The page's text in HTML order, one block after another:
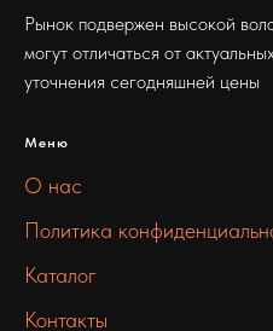
Рынок подвержен высокой
могут отличаться от
уточнения сегодняшней цены
Меню
О нас
Политика
Каталог
Контакты